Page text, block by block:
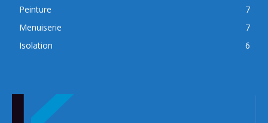
Peinture
7
Menuiserie
7
Isolation
6